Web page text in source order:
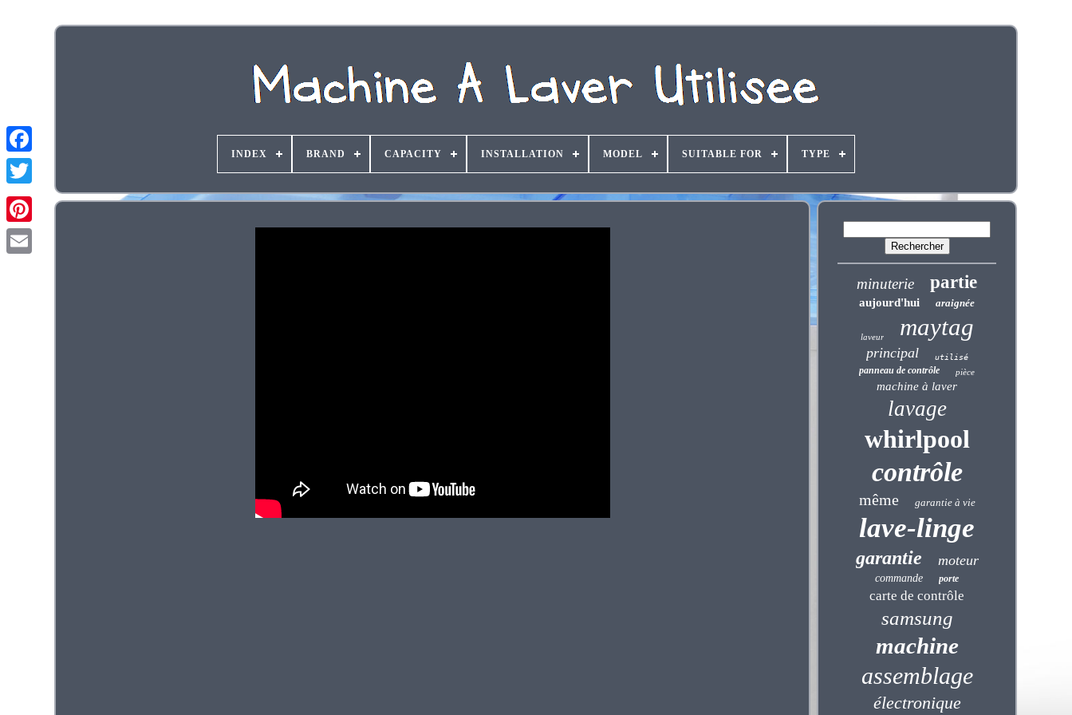
INDEX BRAND CAPACITY INSTALLATION MODEL SUITABLE FOR TYPE
minuterie partie
aujourd'hui araignée
laveur maytag
principal utilisé
panneau de contrôle pièce
machine à laver
lavage
whirlpool
contrôle
même garantie à vie
lave-linge
garantie moteur
commande porte
carte de contrôle
samsung
machine
assemblage
électronique